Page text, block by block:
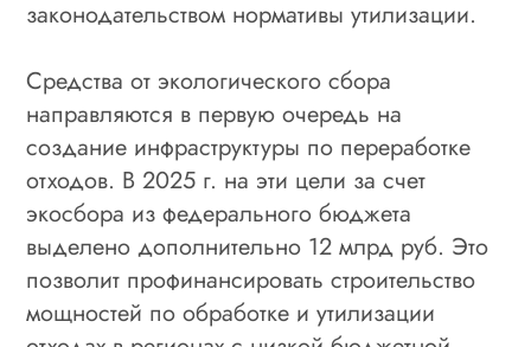
законодательством нормативы утилизации.
Средства от экологического сбора
направляются в первую очередь на
создание инфраструктуры по переработке
отходов. В 2025 г. на эти цели за счет
экосбора из федерального бюджета
выделено дополнительно 12 млрд руб. Это
позволит профинансировать строительство
мощностей по обработке и утилизации